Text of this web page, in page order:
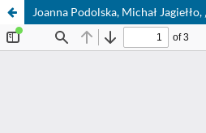
Joanna Podolska, Michał